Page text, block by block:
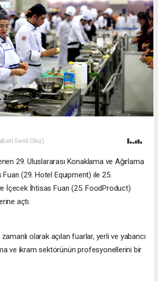
Sesli Oku)
29. Uluslararası Konaklama ve Ağırlama
(29. Hotel Equipment) ile 25.
İçecek İhtisas Fuarı (25. FoodProduct)
açtı.
olarak açılan fuarlar, yerli ve yabancı
ve ikram sektörünün profesyonellerini bir